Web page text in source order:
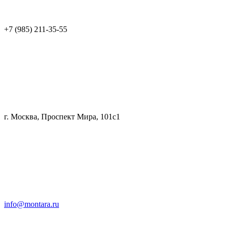
+7 (985) 211-35-55
г. Москва, Проспект Мира, 101с1
info@montara.ru